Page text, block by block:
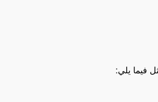
فيما يلي: